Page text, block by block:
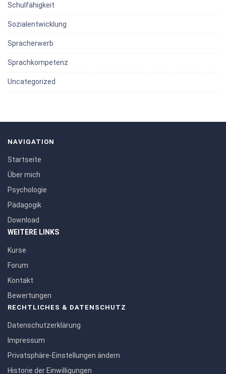
Schulfähigkeit
Sozialentwicklung
Spracherwerb
Sprachkompetenz
Uncategorized
NAVIGATION
Startseite
Über mich
Psychologie
Pädagogik
Download
WEITERE LINKS
Kurse
Forum
Kontakt
Bewertungen
RECHTLICHES & DATENSCHUTZ
Datenschutzerklärung
Impressum
Privatsphäre-Einstellungen ändern
Historie der Einwilligungen